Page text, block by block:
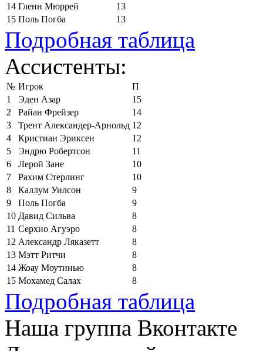
14 Гленн Мюррей
13
15 Поль Погба 13
Подробная таблица
Ассистенты:
№ Игрок
П
1
Эден Азар
15
2
Райан Фрейзер
14
3
Трент Александер-Арнольд 12
4
Кристиан Эриксен
12
5
Эндрю Робертсон
11
6
Лерой Зане
10
7
Рахим Стерлинг
10
8
Каллум Уилсон
9
9
Поль Погба
9
10 Давид Сильва
8
11 Серхио Агуэро
8
12 Александр Ляказетт
8
13 Мэтт Ритчи
8
14 Жоау Моутинью
8
15 Мохамед Салах 8
Подробная таблица
Наша группа Вконтакте